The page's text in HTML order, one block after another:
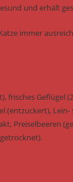
und erhält
immer
frisches Geflügel
(entzuckert),
Preiselbeeren